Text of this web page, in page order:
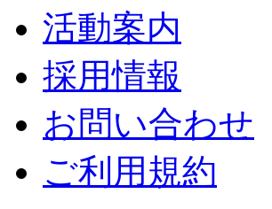
活動案内
採用情報
お問い合わせ
ご利用規約